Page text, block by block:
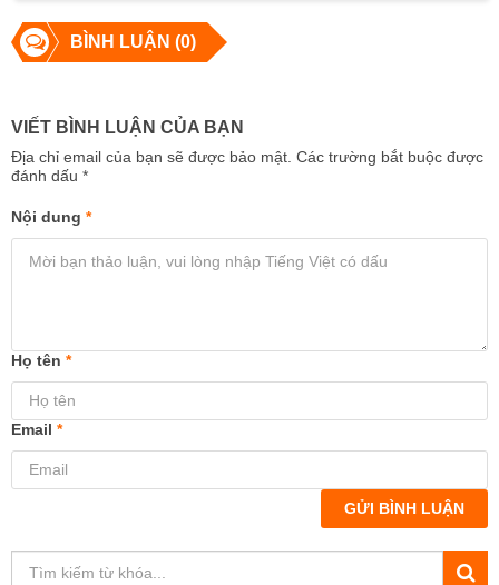
BÌNH LUẬN (0)
VIẾT BÌNH LUẬN CỦA BẠN
Địa chỉ email của bạn sẽ được bảo mật. Các trường bắt buộc được
đánh dấu *
Nội dung *
Họ tên *
Email *
GỬI BÌNH LUẬN